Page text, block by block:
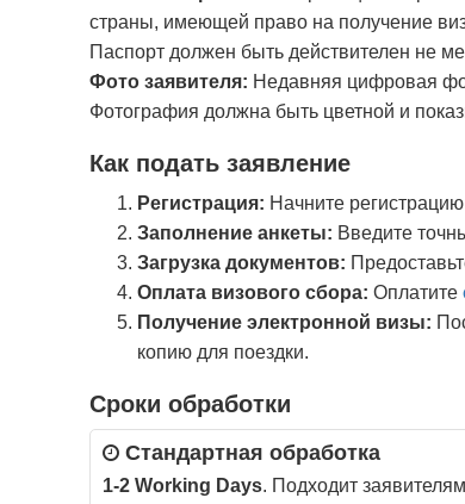
страны, имеющей право на получение
Паспорт должен быть действителен не
Фото заявителя: Недавняя цифровая
Фотография должна быть цветной и
Как подать заявление
Регистрация: Начните
Заполнение анкеты: Введите
Загрузка документов:
Оплата визового сбора: Оплатите
Получение электронной визы:
копию для поездки.
Сроки обработки
Стандартная обработка
1-2 Working Days. Подходит